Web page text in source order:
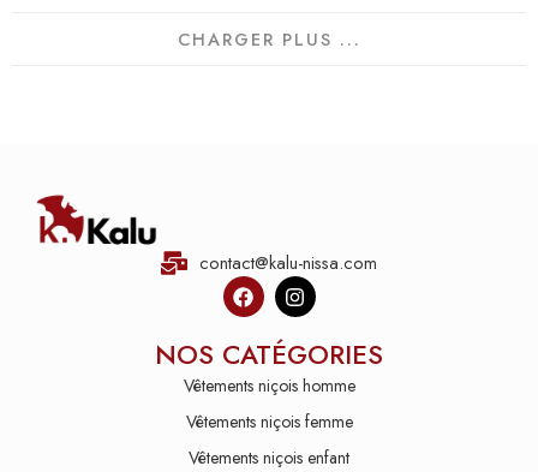
CHARGER PLUS ...
contact@kalu-nissa.com
NOS CATÉGORIES
Vêtements niçois homme
Vêtements niçois femme
Vêtements niçois enfant